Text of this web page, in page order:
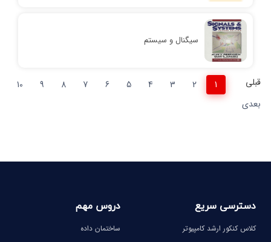
سیگنال و سیستم
قبلی 1
2
3
4
5
6
7
8
9
10
بعدی
دسترسی سریع
کلاس کنکور ارشد کامپیوتر
دروس مهم
ساختمان داده